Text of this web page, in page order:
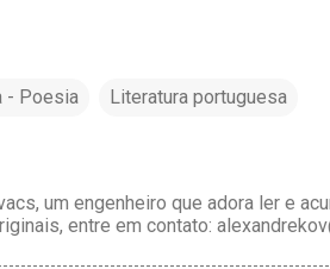
- Poesia Literatura portuguesa
um engenheiro que adora ler e
entre em contato: